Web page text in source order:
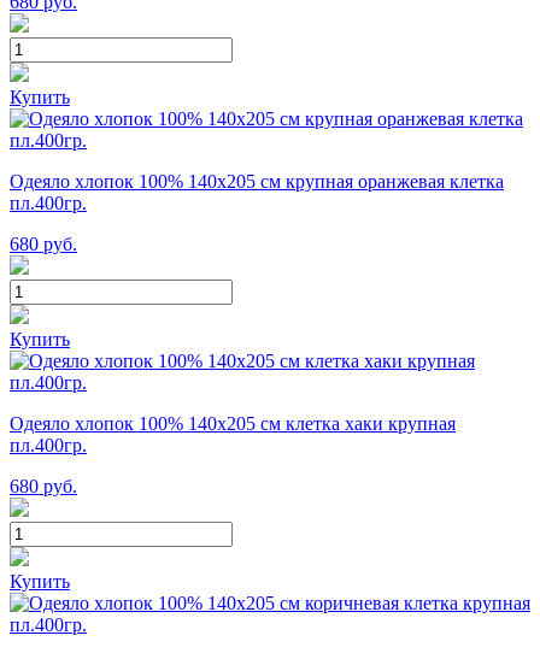
Купить
Одеяло хлопок 100% 140х205 см крупная оранжевая клетка
пл.400гр.
680 руб.
Купить
Одеяло хлопок 100% 140х205 см клетка хаки крупная
пл.400гр.
680 руб.
Купить